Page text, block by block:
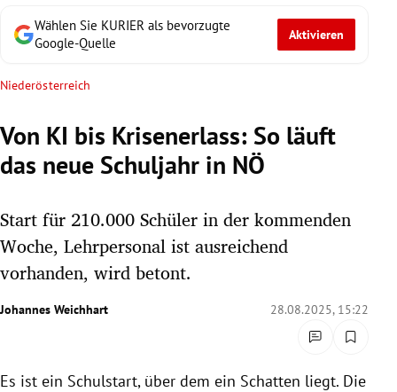
Untermenü
Untermenü
Untermenü
Untermenü
Untermenü
Untermenü
Untermenü
Wählen Sie KURIER als bevorzugte
Google-Quelle
Aktivieren
Niederösterreich
Von KI bis Krisenerlass: So läuft
das neue Schuljahr in NÖ
Start für 210.000 Schüler in der kommenden
Woche, Lehrpersonal ist ausreichend
vorhanden, wird betont.
Johannes Weichhart 28.08.2025, 15:22
Es ist ein Schulstart, über dem ein Schatten liegt. Die